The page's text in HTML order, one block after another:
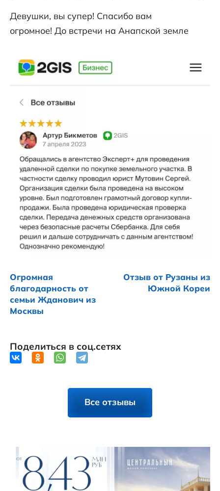
Девушки, вы супер! Спасибо вам
огромное! До встречи на Анапской земле
Огромная
благодарность от
семьи Жданович из
Москвы
Отзыв от Рузаны из
Южной Кореи
Поделиться в соц.сетях
Все отзывы